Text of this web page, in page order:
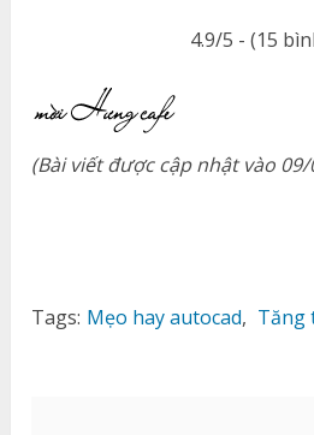
4.9/5 - (15
(Bài viết được cập nhật vào
Tags: Mẹo hay autocad, Tăng